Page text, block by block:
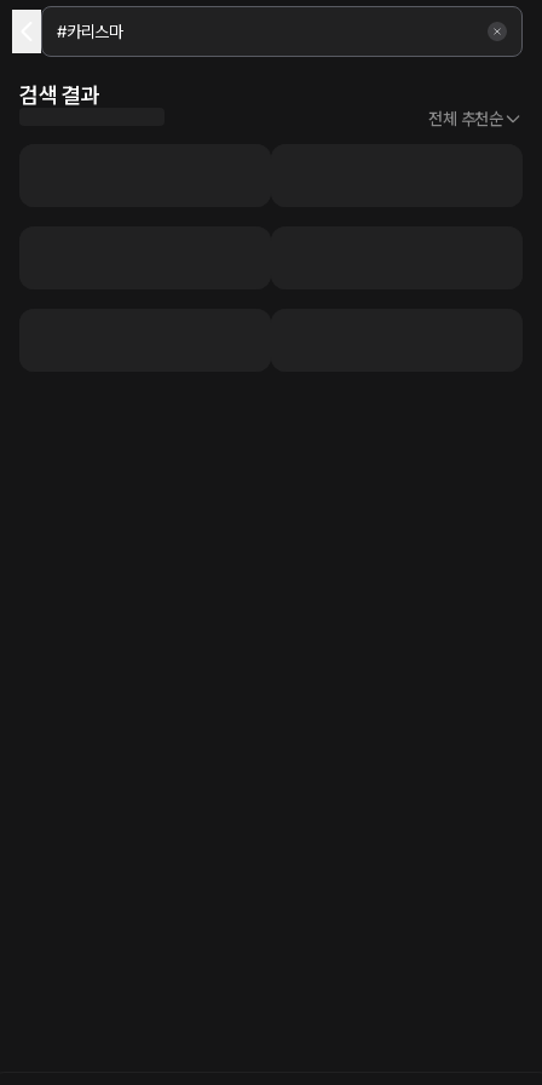
검색 결과
전체 추천순